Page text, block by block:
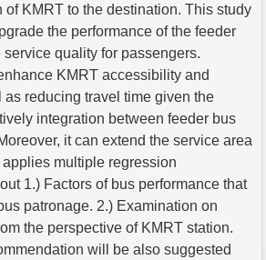
of KMRT to the destination. This study
the performance of the feeder
service quality for passengers.
KMRT accessibility and
reducing travel time given the
integration between feeder bus
it can extend the service area
multiple regression
1.) Factors of bus performance that
patronage. 2.) Examination on
the perspective of KMRT station.
will be also suggested